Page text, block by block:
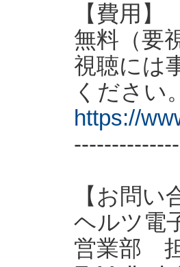
【費用】
無料（要
視聴には
ください
https://
【お問い
ヘルツ電
営業部